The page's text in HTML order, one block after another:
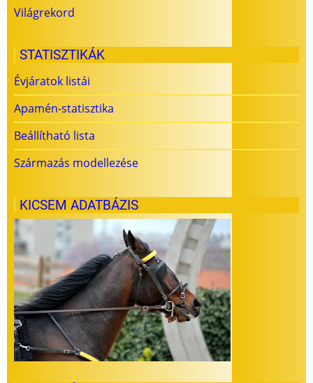
Világrekord
STATISZTIKÁK
Évjáratok listái
Apamén-statisztika
Beállítható lista
Származás modellezése
KICSEM ADATBÁZIS